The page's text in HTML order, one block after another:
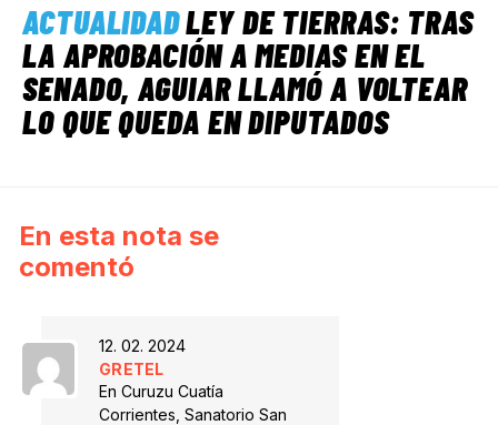
ACTUALIDADLEY DE TIERRAS: TRAS
LA APROBACIÓN A MEDIAS EN EL
SENADO, AGUIAR LLAMÓ A VOLTEAR
LO QUE QUEDA EN DIPUTADOS
En esta nota se
comentó
12. 02. 2024
GRETEL
En Curuzu Cuatía
Corrientes, Sanatorio San